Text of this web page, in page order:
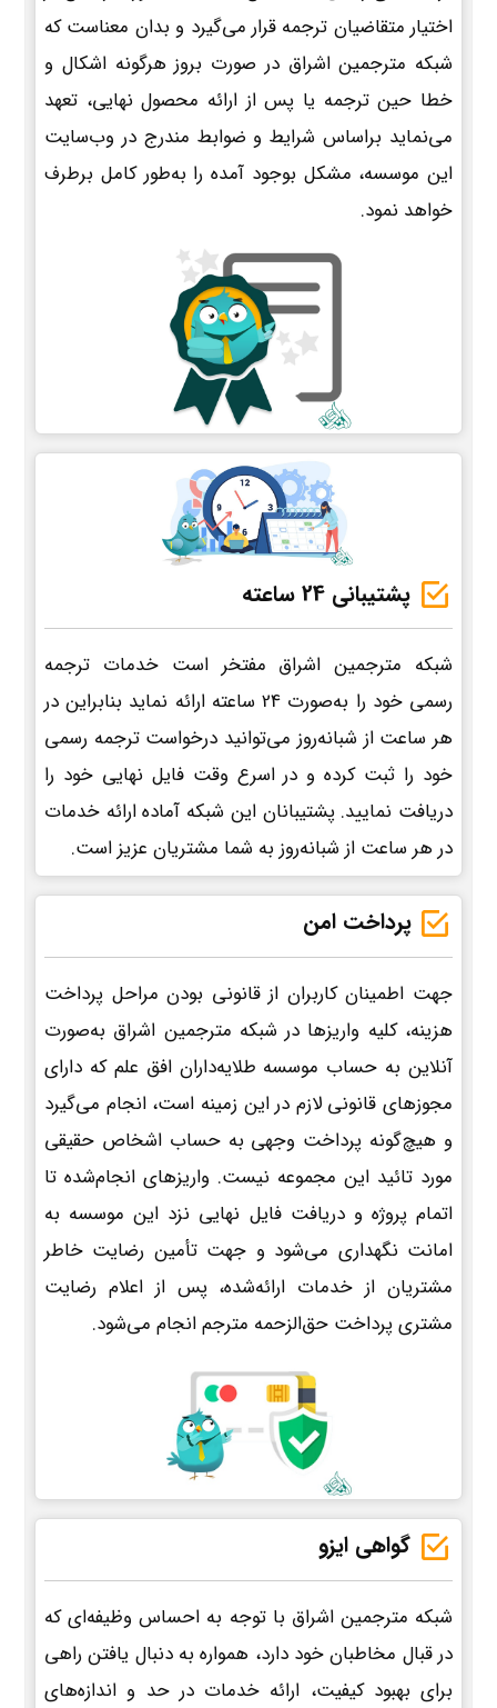
اختیار متقاضیان ترجمه قرار می‌گیرد و بدان معناست که
شبکه مترجمین اشراق در صورت بروز هرگونه اشکال و
خطا حین ترجمه یا پس از ارائه محصول نهایی، تعهد
می‌نماید براساس شرایط و ضوابط مندرج در وب‌سایت
این موسسه، مشکل بوجود آمده را به‌طور کامل برطرف
خواهد نمود.
پشتیبانی 24 ساعته
شبکه مترجمین اشراق مفتخر است خدمات ترجمه
رسمی خود را به‌صورت 24 ساعته ارائه نماید بنابراین در
هر ساعت از شبانه‌روز می‌توانید درخواست ترجمه رسمی
خود را ثبت کرده و در اسرع وقت فایل نهایی خود را
دریافت نمایید. پشتیبانان این شبکه آماده ارائه خدمات
در هر ساعت از شبانه‌روز به شما مشتریان عزیز است.
پرداخت امن
جهت اطمینان کاربران از قانونی بودن مراحل پرداخت
هزینه، کلیه واریزها در شبکه مترجمین اشراق به‌صورت
آنلاین به حساب موسسه طلایه‌داران افق علم که دارای
مجوزهای قانونی لازم در این زمینه است، انجام می‌گیرد
و هیچ‌گونه پرداخت وجهی به حساب اشخاص حقیقی
مورد تائید این مجموعه نیست. واریزهای انجام‌شده تا
اتمام پروژه و دریافت فایل نهایی نزد این موسسه به
امانت نگهداری می‌شود و جهت تأمین رضایت خاطر
مشتریان از خدمات ارائه‌شده، پس از اعلام رضایت
مشتری پرداخت حق‌الزحمه مترجم انجام می‌شود.
گواهی ایزو
شبکه مترجمین اشراق با توجه به احساس وظیفه‌ای که
در قبال مخاطبان خود دارد، همواره به دنبال یافتن راهی
برای بهبود کیفیت، ارائه خدمات در حد و اندازه‌های